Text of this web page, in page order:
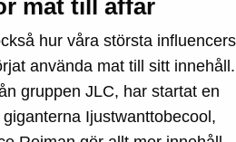
mat till affär
hur våra största influencers
använda mat till sitt innehåll.
gruppen JLC, har startat en
Ijustwanttobecool,